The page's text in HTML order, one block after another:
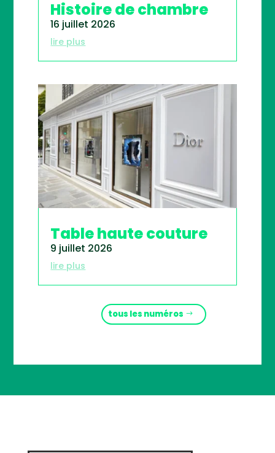
Histoire de chambre
16 juillet 2026
lire plus
Table haute couture
9 juillet 2026
lire plus
tous les numéros